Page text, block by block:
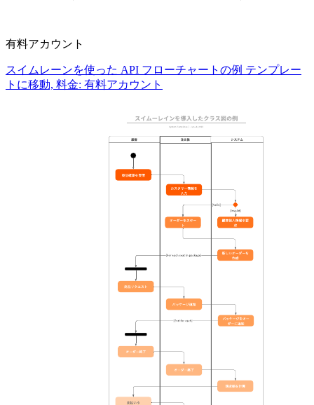
有料アカウント
スイムレーンを使った API フローチャートの例 テンプレー
トに移動, 料金: 有料アカウント